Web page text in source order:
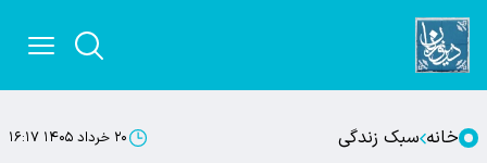
خانه سبک زندگی ۲۰ خرداد ۱۴۰۵ ۱۶:۱۷